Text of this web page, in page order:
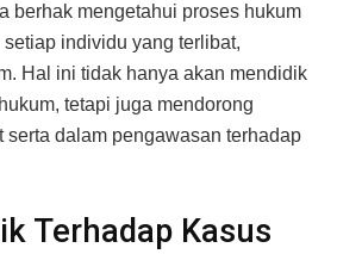
berhak mengetahui proses hukum
individu yang terlibat,
Hal ini tidak hanya akan mendidik
tetapi juga mendorong
serta dalam pengawasan terhadap
Terhadap Kasus